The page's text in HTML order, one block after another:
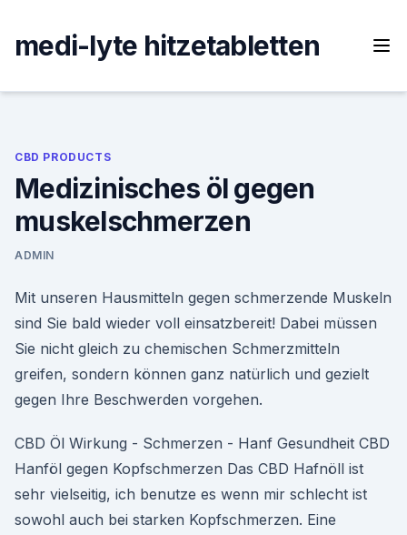
content
medi-lyte hitzetabletten
CBD PRODUCTS
Medizinisches öl gegen
muskelschmerzen
ADMIN
Mit unseren Hausmitteln gegen schmerzende Muskeln
sind Sie bald wieder voll einsatzbereit! Dabei müssen
Sie nicht gleich zu chemischen Schmerzmitteln
greifen, sondern können ganz natürlich und gezielt
gegen Ihre Beschwerden vorgehen.
CBD Öl Wirkung - Schmerzen - Hanf Gesundheit CBD
Hanföl gegen Kopfschmerzen Das CBD Hafnöll ist
sehr vielseitig, ich benutze es wenn mir schlecht ist
sowohl auch bei starken Kopfschmerzen. Eine